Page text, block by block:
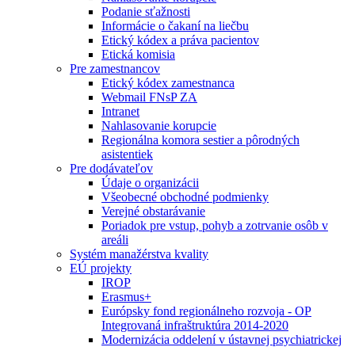
Podanie sťažnosti
Informácie o čakaní na liečbu
Etický kódex a práva pacientov
Etická komisia
Pre zamestnancov
Etický kódex zamestnanca
Webmail FNsP ZA
Intranet
Nahlasovanie korupcie
Regionálna komora sestier a pôrodných
asistentiek
Pre dodávateľov
Údaje o organizácii
Všeobecné obchodné podmienky
Verejné obstarávanie
Poriadok pre vstup, pohyb a zotrvanie osôb v
areáli
Systém manažérstva kvality
EÚ projekty
IROP
Erasmus+
Európsky fond regionálneho rozvoja - OP
Integrovaná infraštruktúra 2014-2020
Modernizácia oddelení v ústavnej psychiatrickej